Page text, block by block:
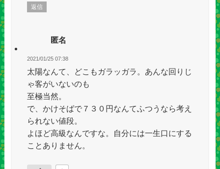
返信
匿名
2021/01/25 07:38
太陽なんて、どこもガラッガラ。あんな回りじ
ゃ客がいないのも
至極当然。
で、かけそばで７３０円なんてふつうなら考え
られない値段。
よほど高級なんですな。自分には一生口にする
ことありません。